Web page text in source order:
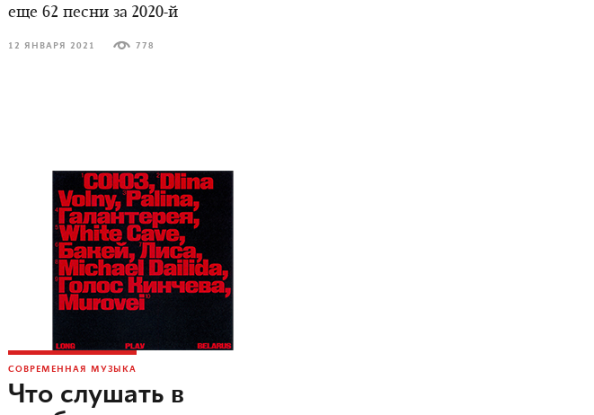
еще 62 песни за 2020-й
12 ЯНВАРЯ 2021 778
СОВРЕМЕННАЯ МУЗЫКА
Что слушать в